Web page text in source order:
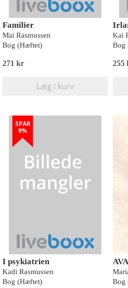
Familier
Mai Rasmussen
Bog (Hæftet)
271 kr
Læg i kurv
Kai
Bog
255
SPAR
9%
I psykiatrien
Kadi Rasmussen
Bog (Hæftet)
Bog